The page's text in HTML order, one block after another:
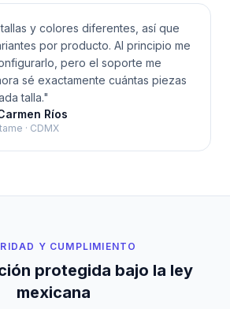
y colores diferentes, así que
por producto. Al principio me
pero el soporte me
sé exactamente cuántas piezas
talla."
Ríos
· CDMX
Y CUMPLIMIENTO
protegida bajo la ley
mexicana